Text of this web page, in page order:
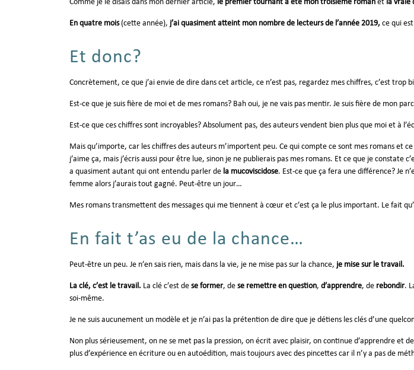
Comme je le disais dans mon dernier article, le premier tournant a été mon troisième roman et la vraie
En quatre mois (cette année), j’ai quasiment atteint mon nombre de lecteurs de l’année 2019, ce qui
Et donc?
Concrètement, ce que j’ai envie de dire dans cet article, ce n’est pas, regardez mes chiffres, c’est trop
Est-ce que je suis fière de moi et de mes romans? Bah oui, je ne vais pas mentir. Je suis fière de mon
Est-ce que ces chiffres sont incroyables? Absolument pas, des auteurs vendent bien plus que moi et à
Mais qu’importe, car les chiffres des auteurs m’importent peu. Ce qui compte ce sont mes romans et
j’aime ça, mais j’écris aussi pour être lue, sinon je ne publierais pas mes romans. Et ce que je constate
a quasiment autant qui ont entendu parler de la mucoviscidose. Est-ce que ça fera une différence? Je
femme alors j’aurais tout gagné. Peut-être un jour…
Mes romans transmettent des messages qui me tiennent à cœur et c’est ça le plus important. Le fait
En fait t’as eu de la chance…
Peut-être un peu. Je n’en sais rien, mais dans la vie, je ne mise pas sur la chance, je mise sur le travail.
La clé, c’est le travail. La clé c’est de se former, de se remettre en question, d’apprendre, de rebondir.
soi-même.
Je ne suis aucunement un modèle et je n’ai pas la prétention de dire que je détiens les clés d’une
Non plus sérieusement, on ne se met pas la pression, on écrit avec plaisir, on continue d’apprendre et
plus d’expérience en écriture ou en autoédition, mais toujours avec des pincettes car il n’y a pas de